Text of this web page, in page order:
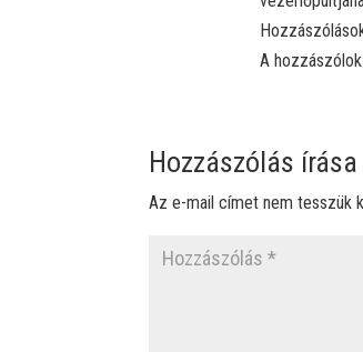
A
Hozzászólás írása
Az e-mail címet nem tesszük